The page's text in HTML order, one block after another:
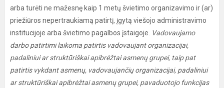
arba turėti ne mažesnę kaip 1 metų švietimo organizavimo ir (ar)
priežiūros nepertraukiamą patirtį, įgytą viešojo administravimo
institucijoje arba švietimo pagalbos įstaigoje. Vadovaujamo
darbo patirtimi laikoma patirtis vadovaujant organizacijai,
padaliniui ar struktūriškai apibrėžtai asmenų grupei, taip pat
patirtis vykdant asmenų, vadovaujančių organizacijai, padaliniui
ar struktūriškai apibrėžtai asmenų grupei, pavaduotojo funkcijas